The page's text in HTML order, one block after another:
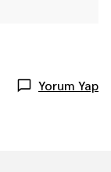
Yorum Yap